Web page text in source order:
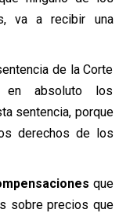
va a recibir una
de la Corte
en absoluto los
sentencia, porque
derechos de los
que
sobre precios que